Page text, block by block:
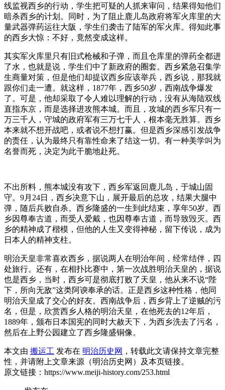
线监视西乡的行动，学生把可疑的人抓来审问，结果得知他们
暗杀西乡的计划。同时，为了阻止鹿儿岛政府将军火库里的大
量武器弹药运往大阪，学生们袭击了陆军的军火库。得知此事
的西乡大惊：不好，竟然变成这样。
其实军火库里只有旧式枪械和子弹，而且仓库里的弹药全都进
了水，也就是说，学生们中了新政府的圈套。西乡紧急召集学
生商量对策，但是他们却提议西乡应该举兵，西乡说，那我就
跟你们走一遭。就这样，1877年，西乡50岁，西南战争爆发
了。可是，他却采取了令人难以理解的行动，没有从海陆双线
直指东京，而是选择进攻熊本城。而且，攻城的西乡军只有一
万三千人，守城的政府军有三万七千人，根本毫无胜算。西乡
本来就不想开战吧，或者说不想打赢。但是西乡深感引发战争
的责任，认为最终只有靠性命来了结这一切。有一种美学叫为
名誉而死，决定为此干脆地赴死。
不出所料，熊本城没有攻下，西乡军返回鹿儿岛，于城山固
守。9月24日，西乡决意下山，展开最后的总攻，结果大腿中
弹，随后兵败自杀。西乡隆盛的一生到此结束，享年50岁。西
乡因尊奉古道，而受人爱戴，也因尊奉古道，而导致毁灭。西
乡的精神成了楷模，但他的人生又变得神秘，留下传说，成为
日本人的精神支柱。
明治天皇非常喜欢西乡，据说两人在明治年间，经常结伴，四
处旅行。还有，在相扑比赛中，第一次战胜明治天皇的，据说
也是西乡，当时，西乡可是彻底打败了天皇，他从来不说“陛
下，所向无敌”这类阿谀奉承的话。正是西乡这种性格，他同
明治天皇成了交心的好友。西南战争后，西乡背上了逆贼的污
名，但是，欣赏西乡人格的明治天皇，在他死去的12年后，
1889年，颁布日本国宪的同时大赦天下，为西乡洗去了污名，
然后在上野公园建立了西乡隆盛铜像。
本文由 搬运工 发布在 明治历史网 ，转载此文请保持文章完整
性，并请附上文章来源（明治历史网）及本页链接。
原文链接：https://www.meiji-history.com/253.html